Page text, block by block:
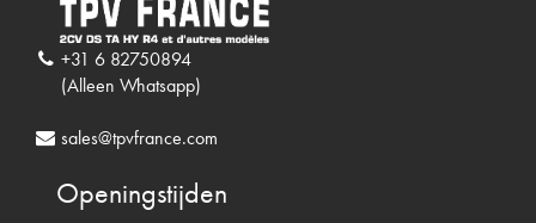
+31 6 82750894
(Alleen Whatsapp)
sales@tpvfrance.com
Openingstijden